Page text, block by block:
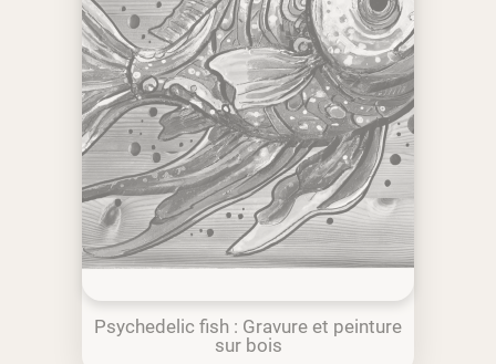
Psychedelic fish : Gravure et peinture
sur bois